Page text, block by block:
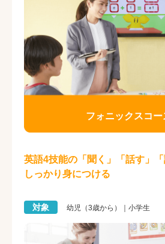
フォニックスコー
英語4技能の「聞く」「話す」
しっかり身につける
対象 幼児（3歳から）｜小学生